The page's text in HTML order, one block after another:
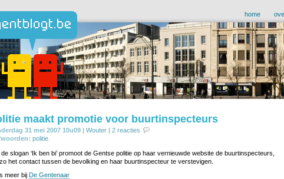
home
maakt promotie voor buurtinspecteurs
31 mei 2007 10u09 | Wouter | 2 reacties
politie
slogan ‘Ik ben bi’ promoot de Gentse politie op haar vernieuwde website de buurtinspecteurs,
het contact tussen de bevolking en haar buurtinspecteur te verstevigen.
meer bij De Gentenaar